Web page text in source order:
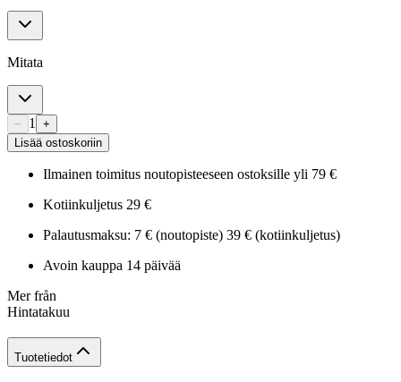
Mitata
− 1
+
Lisää ostoskoriin
Ilmainen toimitus noutopisteeseen ostoksille yli 79 €
Kotiinkuljetus 29 €
Palautusmaksu: 7 € (noutopiste) 39 € (kotiinkuljetus)
Avoin kauppa 14 päivää
Mer från
Hintatakuu
Tuotetiedot